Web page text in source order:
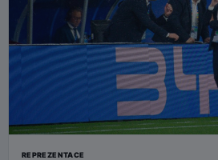
REPREZENTACE